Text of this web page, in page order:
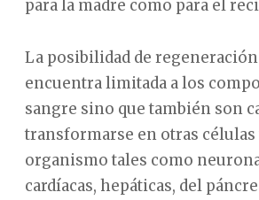
para la madre como para el
La posibilidad de
encuentra limitada a los
sangre sino que también son
transformarse en otras células
organismo tales como
cardíacas, hepáticas, del